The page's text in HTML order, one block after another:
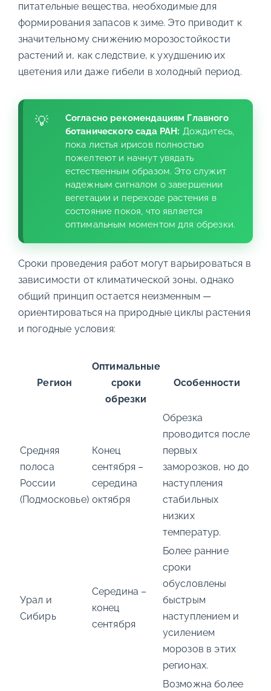
питательные вещества, необходимые для
формирования запасов к зиме. Это приводит к
значительному снижению морозостойкости
растений и, как следствие, к ухудшению их
цветения или даже гибели в холодный период.
Согласно рекомендациям Главного
ботанического сада РАН: Дождитесь,
пока листья ирисов полностью
пожелтеют и начнут увядать
естественным образом. Это служит
надежным сигналом о завершении
вегетации и переходе растения в
состояние покоя, что является
оптимальным моментом для обрезки.
Сроки проведения работ могут варьироваться в
зависимости от климатической зоны, однако
общий принцип остается неизменным —
ориентироваться на природные циклы растения
и погодные условия:
Регион
Оптимальные
сроки
обрезки
Особенности
Средняя
полоса
России
(Подмосковье)
Конец
сентября –
середина
октября
Обрезка
проводится после
первых
заморозков, но до
наступления
стабильных
низких
температур.
Урал и
Сибирь
Середина –
конец
сентября
Более ранние
сроки
обусловлены
быстрым
наступлением и
усилением
морозов в этих
регионах.
Возможна более